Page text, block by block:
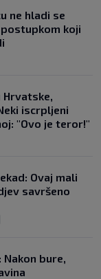
ne hladi se
koji
Hrvatske,
iscrpljeni
"Ovo je teror!"
Ovaj mali
savršeno
bure,